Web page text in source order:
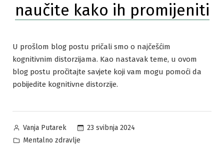
naučite kako ih promijeniti
U prošlom blog postu pričali smo o najčešćim
kognitivnim distorzijama. Kao nastavak teme, u ovom
blog postu pročitajte savjete koji vam mogu pomoći da
pobijedite kognitivne distorzije.
Posted
by
Vanja Putarek
23 svibnja 2024
Posted
Mentalno zdravlje